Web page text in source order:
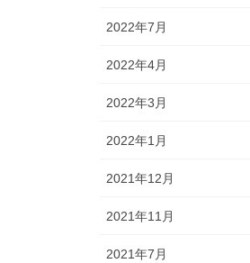
2022年7月
2022年4月
2022年3月
2022年1月
2021年12月
2021年11月
2021年7月